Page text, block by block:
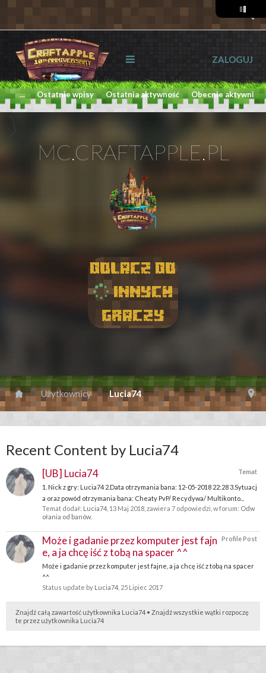
Obecnie aktywni
Ostatnia aktywność
Ostatnie wpisy
...
ZALOGUJ
MC.CRAFTAPPLE.PL
Dolacz do
innych
graczy
Użytkownicy Lucia74
Recent Content by Lucia74
Temat
[UB] Lucia74
1. Nick z gry: Lucia74 2.Data otrzymania bana: 12-05-2018 22:28 3.Sytuacj
a oraz powód otrzymania bana: Cheaty PvP/ Recydywa/ Multikonto...
Temat dodał: Lucia74 13 Maj 2018 , zawiera 7 odpowiedzi, w forum: Odw
ołania od banów.
Profile Post
Może i gadanie przez komputer jest fajn
e, a ja chcę iść z tobą na spacer ^^
Może i gadanie przez komputer jest fajne, a ja chcę iść z tobą na spacer
^^
Status update by Lucia74 25 Lipiec 2017
Znajdź całą zawartość użytkownika Lucia74
Znajdź wszystkie wątki rozpoczę
te przez użytkownika Lucia74